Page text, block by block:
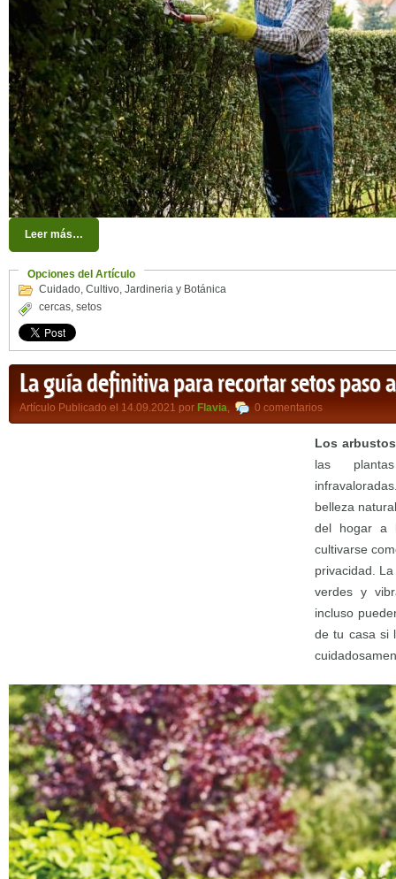
Leer más…
Opciones del Artículo
Cuidado, Cultivo, Jardineria y Botánica
cercas, setos
La guía definitiva para recortar setos paso
Artículo Publicado el 14.09.2021 por Flavia, 0 comentarios
Los
las
belleza
del hogar a
cultivarse
privacidad.
verdes y
incluso
de tu casa si